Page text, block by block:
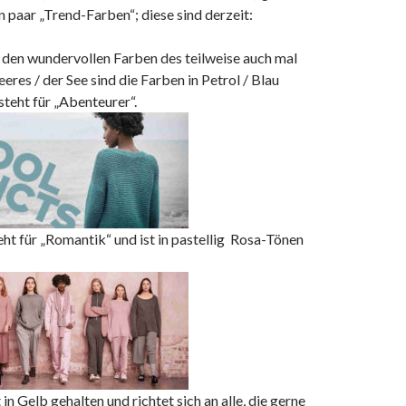
paar „Trend-Farben“; diese sind derzeit:
den wundervollen Farben des teilweise auch mal
/ der See sind die Farben in Petrol / Blau
für „Abenteurer“.
für „Romantik“ und ist in pastellig Rosa-Tönen
in Gelb gehalten und richtet sich an alle, die gerne